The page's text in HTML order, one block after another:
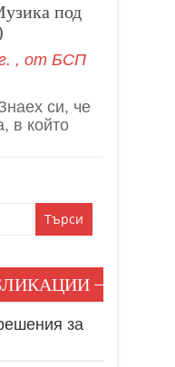
под
, от БСП
си, че
в който
за